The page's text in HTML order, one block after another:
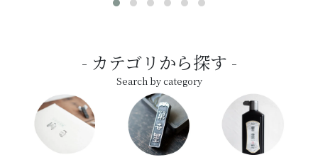
カテゴリから探す
Search by category